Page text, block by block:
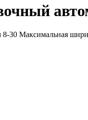
30 Максимальная